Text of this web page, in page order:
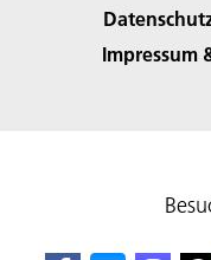
Impressum